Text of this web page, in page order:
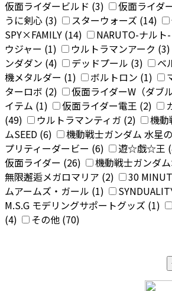
仮面ライダービルド (3)
仮面ライダ
うに剣心 (3)
スターウォーズ (14)
SPY×FAMILY (14)
NARUTO-ナルト
ウジャー (1)
ウルトラマンアーク (3)
ンダダン (4)
デッドプール (3) ベ
機メタルダー (1)
ボルトロン (1)
ターロボ (2)
仮面ライダーW（ダブ
イテム (1)
仮面ライダー電王 (2)
(49)
ウルトラマンティガ (2)
機動
ムSEED (6)
機動戦士ガンダム 水星
プリティーダービー (6)
遊☆戯☆王
仮面ライダー (26)
機動戦士ガンダム
無限邂逅メガロマリア (2)
30
ムアームズ・ガール (1)
M.S.G モデリングサポートグッズ (1)
(4)
その他 (70)